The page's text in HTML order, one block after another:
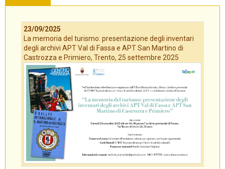
23/09/2025
La memoria del turismo: presentazione degli inventari
degli archivi APT Val di Fassa e APT San Martino di
Castrozza e Primiero, Trento, 25 settembre 2025